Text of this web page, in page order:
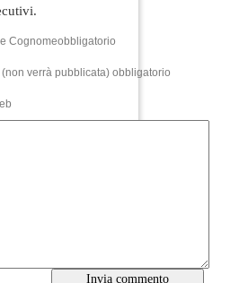
Cognomeobbligatorio
(non verrà pubblicata) obbligatorio